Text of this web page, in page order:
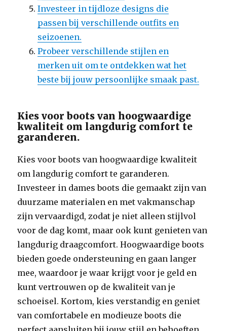
Investeer in tijdloze designs die
passen bij verschillende outfits en
seizoenen.
Probeer verschillende stijlen en
merken uit om te ontdekken wat het
beste bij jouw persoonlijke smaak past.
Kies voor boots van hoogwaardige
kwaliteit om langdurig comfort te
garanderen.
Kies voor boots van hoogwaardige kwaliteit
om langdurig comfort te garanderen.
Investeer in dames boots die gemaakt zijn van
duurzame materialen en met vakmanschap
zijn vervaardigd, zodat je niet alleen stijlvol
voor de dag komt, maar ook kunt genieten van
langdurig draagcomfort. Hoogwaardige boots
bieden goede ondersteuning en gaan langer
mee, waardoor je waar krijgt voor je geld en
kunt vertrouwen op de kwaliteit van je
schoeisel. Kortom, kies verstandig en geniet
van comfortabele en modieuze boots die